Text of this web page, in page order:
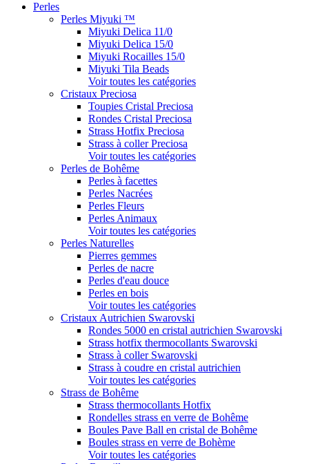
Perles
Perles Miyuki ™
Miyuki Delica 11/0
Miyuki Delica 15/0
Miyuki Rocailles 15/0
Miyuki Tila Beads
Voir toutes les catégories
Cristaux Preciosa
Toupies Cristal Preciosa
Rondes Cristal Preciosa
Strass Hotfix Preciosa
Strass à coller Preciosa
Voir toutes les catégories
Perles de Bohême
Perles à facettes
Perles Nacrées
Perles Fleurs
Perles Animaux
Voir toutes les catégories
Perles Naturelles
Pierres gemmes
Perles de nacre
Perles d'eau douce
Perles en bois
Voir toutes les catégories
Cristaux Autrichien Swarovski
Rondes 5000 en cristal autrichien Swarovski
Strass hotfix thermocollants Swarovski
Strass à coller Swarovski
Strass à coudre en cristal autrichien
Voir toutes les catégories
Strass de Bohême
Strass thermocollants Hotfix
Rondelles strass en verre de Bohême
Boules Pave Ball en cristal de Bohême
Boules strass en verre de Bohème
Voir toutes les catégories